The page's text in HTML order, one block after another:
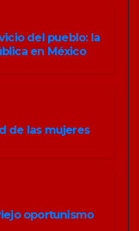
del pueblo: la
en México
de las mujeres
oportunismo